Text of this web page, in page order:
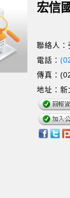
宏信
聯絡人：
電話：
傳真：
地址：新